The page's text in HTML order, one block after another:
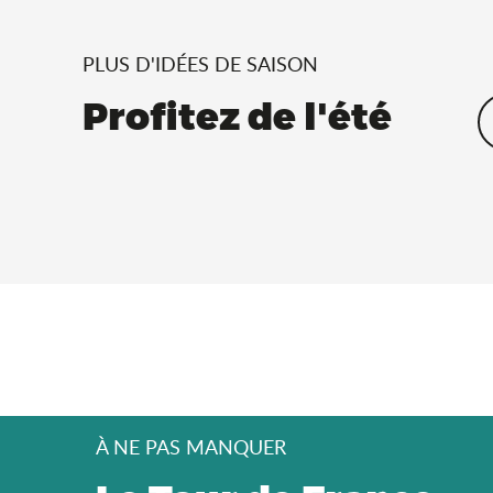
PLUS D'IDÉES DE SAISON
Profitez de l'été
À NE PAS MANQUER